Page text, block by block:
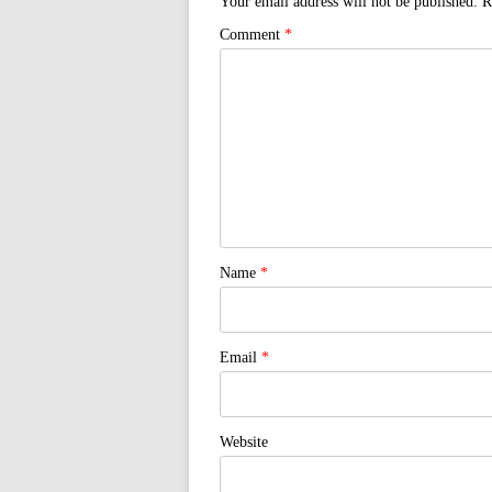
Comment *
Name *
Email *
Website